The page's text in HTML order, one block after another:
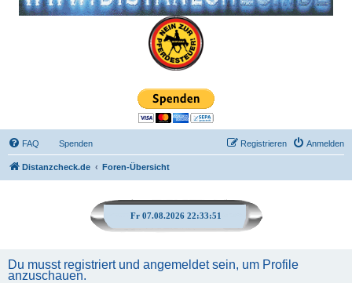
FAQ Spenden Anmelden
Registrieren
Distanzcheck.de Foren-Übersicht
Fr 07.08.2026 22:33:51
Du musst registriert und angemeldet sein, um Profile
anzuschauen.